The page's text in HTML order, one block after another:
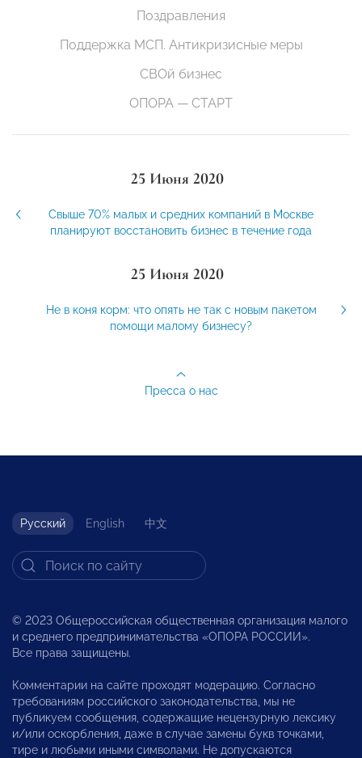
Поздравления
Поддержка МСП. Антикризисные меры
СВОй бизнес
ОПОРА — СТАРТ
25 Июня 2020
Свыше 70% малых и средних компаний в Москве
планируют восстановить бизнес в течение года
25 Июня 2020
Не в коня корм: что опять не так с новым пакетом
помощи малому бизнесу?
Пресса о нас
Русский English 中文
© 2023 Общероссийская общественная организация малого
и среднего предпринимательства «ОПОРА РОССИИ».
Все права защищены.
Комментарии на сайте проходят модерацию. Согласно
требованиям российского законодательства, мы не
публикуем сообщения, содержащие нецензурную лексику
и/или оскорбления, даже в случае замены букв точками,
тире и любыми иными символами. Не допускаются